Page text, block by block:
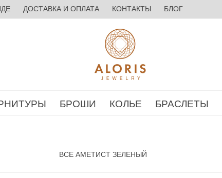
ДОСТАВКА И ОПЛАТА КОНТАКТЫ БЛОГ
БРОШИ КОЛЬЕ БРАСЛЕТЫ
ВСЕ АМЕТИСТ ЗЕЛЕНЫЙ